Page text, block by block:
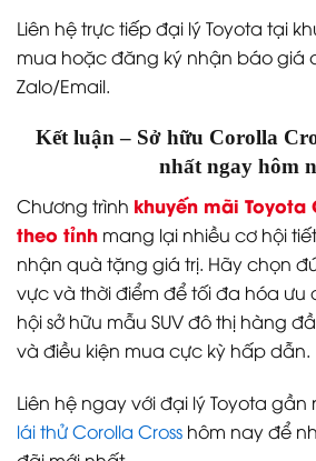
Liên hệ trực tiếp đại lý Toyota tại
mua hoặc đăng ký nhận báo giá
Zalo/Email.
Kết luận – Sở hữu Corolla
nhất ngay hôm
Chương trình khuyến mãi Toyota
theo tỉnh mang lại nhiều cơ hội
nhận quà tặng giá trị. Hãy chọn
vực và thời điểm để tối đa hóa ưu
hội sở hữu mẫu SUV đô thị hàng
và điều kiện mua cực kỳ hấp dẫn.
Liên hệ ngay với đại lý Toyota
lái thử Corolla Cross hôm nay để